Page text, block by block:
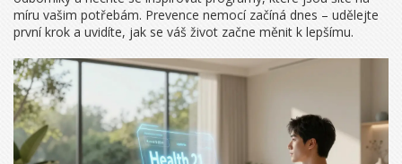
míru vašim potřebám. Prevence nemocí začíná dnes – udělejte
první krok a uvidíte, jak se váš život začne měnit k lepšímu.